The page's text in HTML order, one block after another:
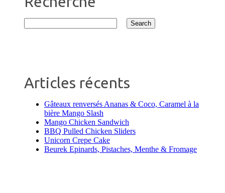
Articles récents
Gâteaux renversés Ananas & Coco, Caramel à la
bière Mango Slash
Mango Chicken Sandwich
BBQ Pulled Chicken Sliders
Unicorn Crepe Cake
Beurek Epinards, Pistaches, Menthe & Fromage